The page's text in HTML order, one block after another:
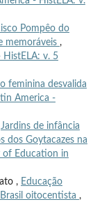
Pompêo do
memoráveis ,
v. 5
feminina desvalida
America -
Jardins de infância
dos Goytacazes na
of Education in
, Educação
oitocentista ,